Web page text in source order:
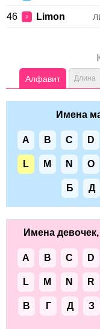
46 ♀ Limon
Алфавит Длина
Имена
A B C D
L M N O
Б Д
Имена
A B C D
L M N R
В Г Д З